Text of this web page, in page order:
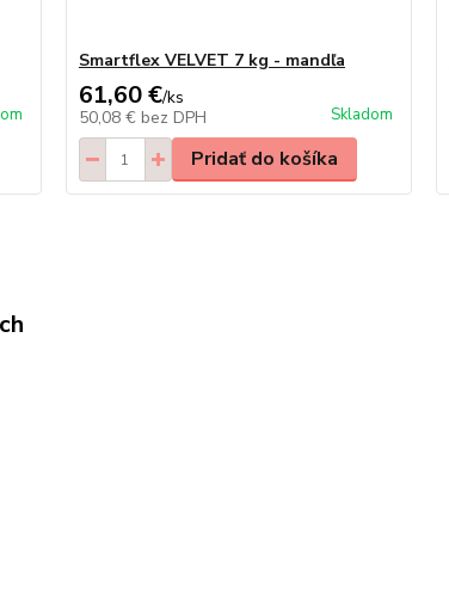
Smartflex VELVET 7 kg - mandľa
61,60 €/ks
50,08 € bez DPH Skladom
Pridať do košíka